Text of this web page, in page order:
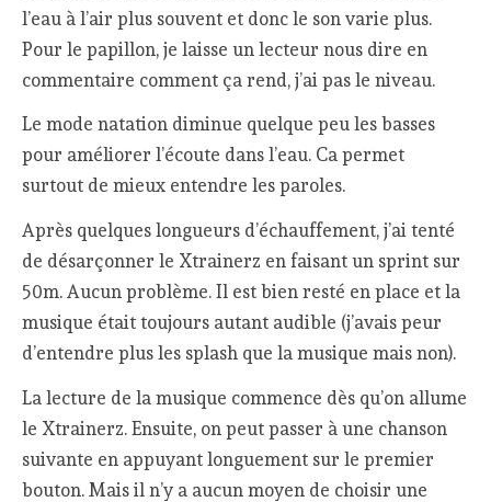
l’eau à l’air plus souvent et donc le son varie plus.
Pour le papillon, je laisse un lecteur nous dire en
commentaire comment ça rend, j’ai pas le niveau.
Le mode natation diminue quelque peu les basses
pour améliorer l’écoute dans l’eau. Ca permet
surtout de mieux entendre les paroles.
Après quelques longueurs d’échauffement, j’ai tenté
de désarçonner le Xtrainerz en faisant un sprint sur
50m. Aucun problème. Il est bien resté en place et la
musique était toujours autant audible (j’avais peur
d’entendre plus les splash que la musique mais non).
La lecture de la musique commence dès qu’on allume
le Xtrainerz. Ensuite, on peut passer à une chanson
suivante en appuyant longuement sur le premier
bouton. Mais il n’y a aucun moyen de choisir une